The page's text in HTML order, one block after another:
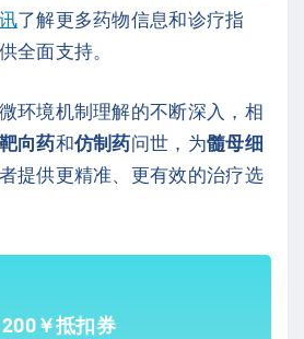
了解更多药物信息和诊疗指
全面支持。
环境机制理解的不断深入，相
靶向药和仿制药问世，为髓母细
提供更精准、更有效的治疗选
200￥抵扣券